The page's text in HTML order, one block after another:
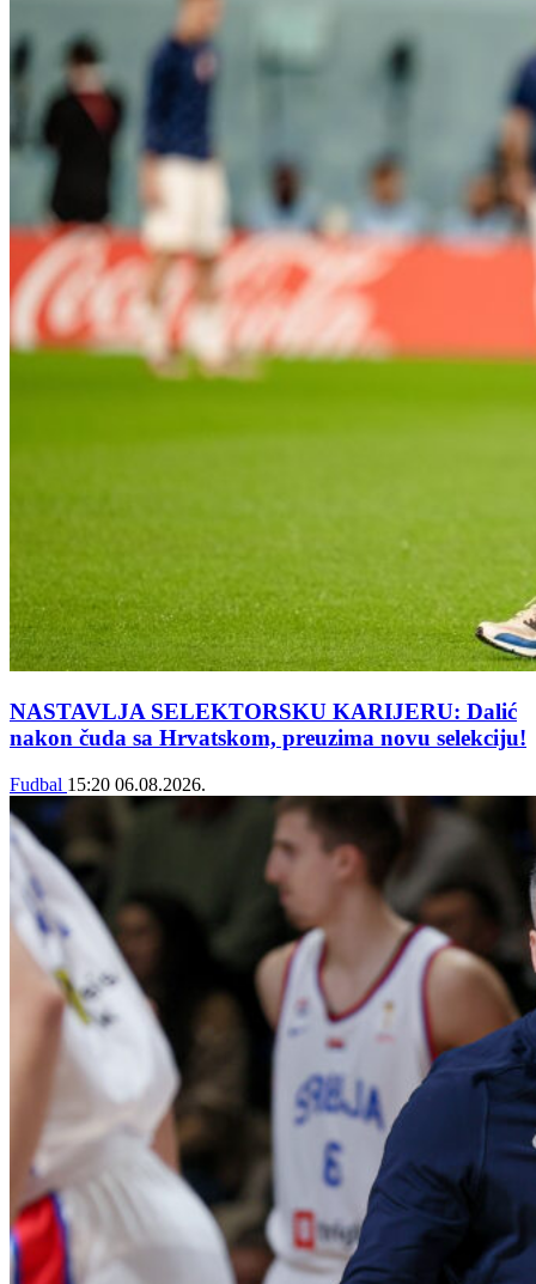
NASTAVLJA SELEKTORSKU KARIJERU: Dalić
nakon čuda sa Hrvatskom, preuzima novu selekciju!
Fudbal 15:20 06.08.2026.